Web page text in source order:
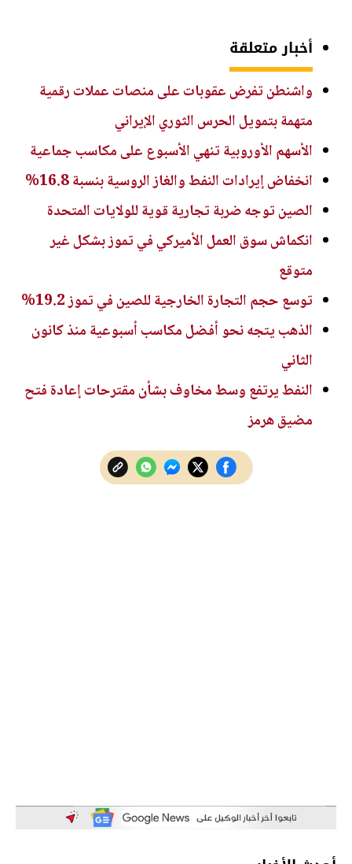
أخبار متعلقة
واشنطن تفرض عقوبات على منصات عملات رقمية
متهمة بتمويل الحرس الثوري الإيراني
الأسهم الأوروبية تنهي الأسبوع على مكاسب جماعية
انخفاض إيرادات النفط والغاز الروسية بنسبة 16.8%
الصين توجه ضربة تجارية قوية للولايات المتحدة
انكماش سوق العمل الأميركي في تموز بشكل غير
متوقع
توسع حجم التجارة الخارجية للصين في تموز 19.2%
الذهب يتجه نحو أفضل مكاسب أسبوعية منذ كانون
الثاني
النفط يرتفع وسط مخاوف بشأن مقترحات إعادة فتح
مضيق هرمز